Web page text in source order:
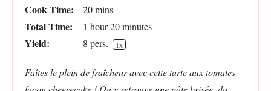
Cook Time: 20 mins
Total Time: 1 hour 20 minutes
Yield: 8 pers. 1x
Faîtes le plein de fraîcheur avec cette tarte aux tomates